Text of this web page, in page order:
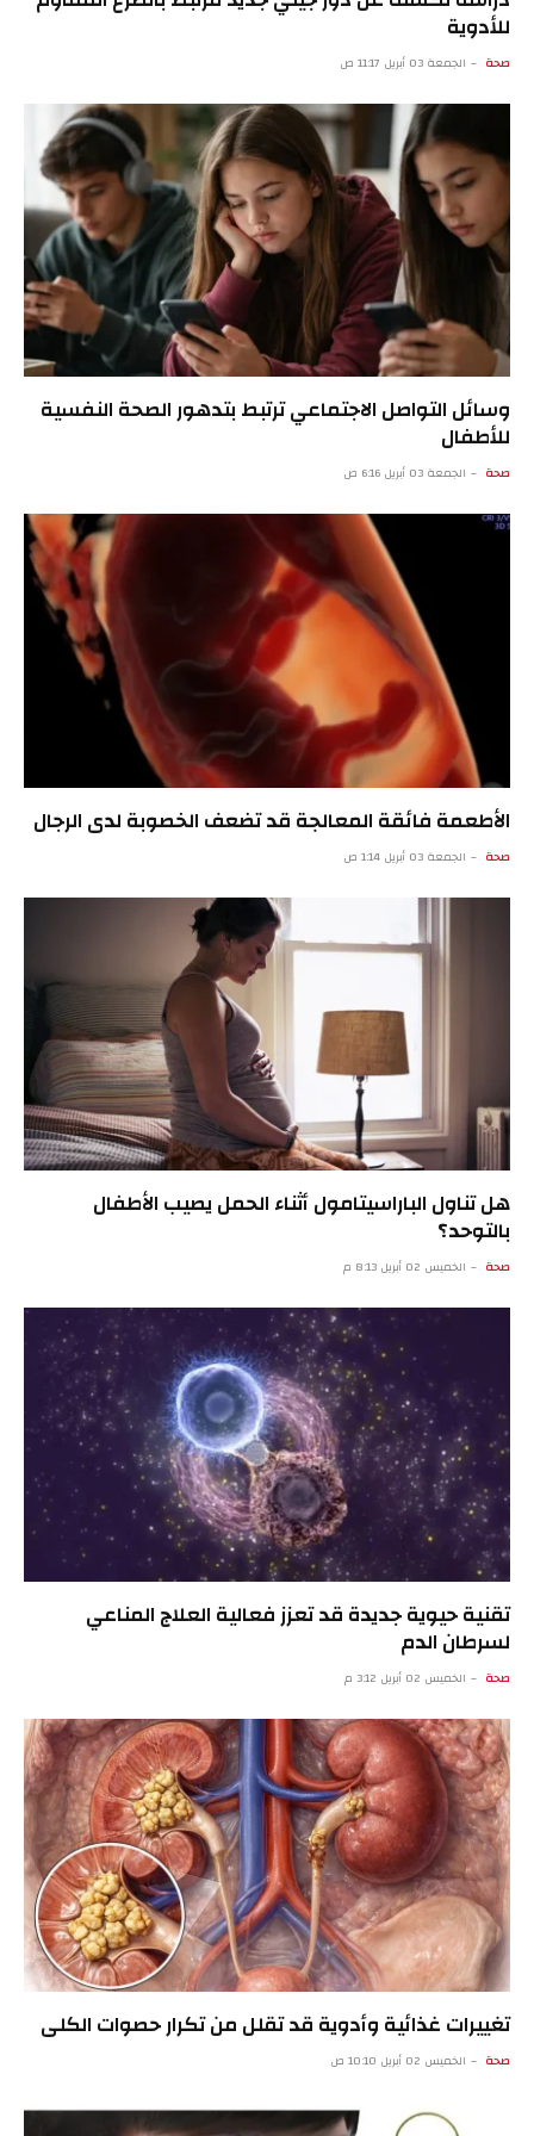
للأدوية
صحة الجمعة 03 أبريل 11:17 ص
وسائل التواصل الاجتماعي ترتبط بتدهور الصحة النفسية
للأطفال
صحة الجمعة 03 أبريل 6:16 ص
الأطعمة فائقة المعالجة قد تضعف الخصوبة لدى الرجال
صحة الجمعة 03 أبريل 1:14 ص
هل تناول الباراسيتامول أثناء الحمل يصيب الأطفال
بالتوحد؟
صحة الخميس 02 أبريل 8:13 م
تقنية حيوية جديدة قد تعزز فعالية العلاج المناعي
لسرطان الدم
صحة الخميس 02 أبريل 3:12 م
تغييرات غذائية وأدوية قد تقلل من تكرار حصوات الكلى
صحة الخميس 02 أبريل 10:10 ص